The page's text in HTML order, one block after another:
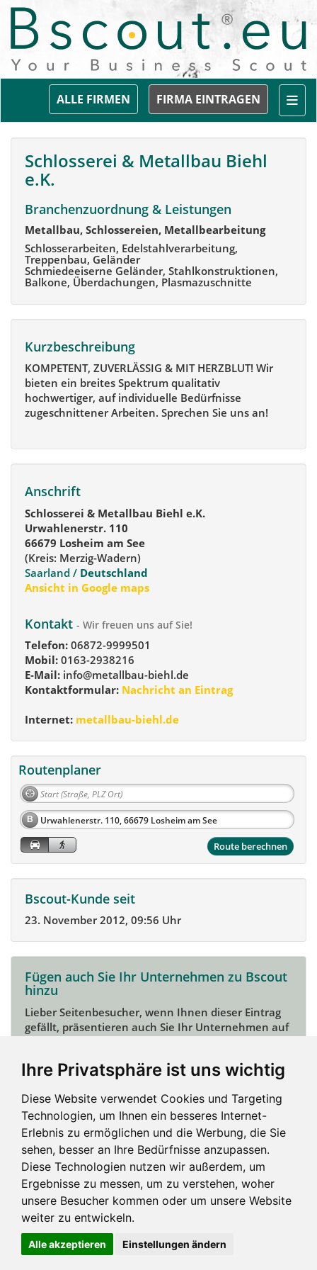
Ihre Privatsphäre ist uns wichtig
Diese Website verwendet Cookies und Targeting
Technologien, um Ihnen ein besseres Internet-
Erlebnis zu ermöglichen und die Werbung, die Sie
sehen, besser an Ihre Bedürfnisse anzupassen.
Diese Technologien nutzen wir außerdem, um
Ergebnisse zu messen, um zu verstehen, woher
unsere Besucher kommen oder um unsere Website
weiter zu entwickeln.
Alle akzeptieren Einstellungen ändern
FIRMA EINTRAGEN
ALLE FIRMEN
Schlosserei & Metallbau Biehl
e.K.
Branchenzuordnung & Leistungen
Metallbau, Schlossereien, Metallbearbeitung
Schlosserarbeiten, Edelstahlverarbeitung,
Treppenbau, Geländer
Schmiedeeiserne Geländer, Stahlkonstruktionen,
Balkone, Überdachungen, Plasmazuschnitte
Kurzbeschreibung
KOMPETENT, ZUVERLÄSSIG & MIT HERZBLUT! Wir
bieten ein breites Spektrum qualitativ
hochwertiger, auf individuelle Bedürfnisse
zugeschnittener Arbeiten. Sprechen Sie uns an!
Anschrift
Schlosserei & Metallbau Biehl e.K.
Urwahlenerstr. 110
66679 Losheim am See
(Kreis: Merzig-Wadern)
Saarland / Deutschland
Ansicht in Google maps
Kontakt - Wir freuen uns auf Sie!
Telefon: 06872-9999501
Mobil: 0163-2938216
E-Mail: info@metallbau-biehl.de
Kontaktformular: Nachricht an Eintrag
Internet: metallbau-biehl.de
Routenplaner
B
Route berechnen
Bscout-Kunde seit
23. November 2012, 09:56 Uhr
Fügen auch Sie Ihr Unternehmen zu Bscout
hinzu
Lieber Seitenbesucher, wenn Ihnen dieser Eintrag
gefällt, präsentieren auch Sie Ihr Unternehmen auf
Mein Unternehmen hinzufügen
Impressum und mehr